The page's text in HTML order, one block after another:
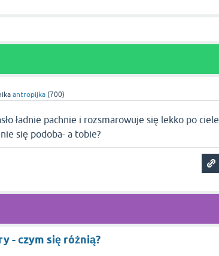
antropijka (700)
ładnie pachnie i rozsmarowuje się lekko po ciele
się podoba- a tobie?
- czym się różnią?